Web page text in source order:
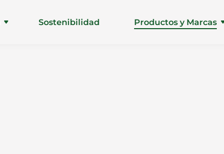
Sostenibilidad Productos y Marcas